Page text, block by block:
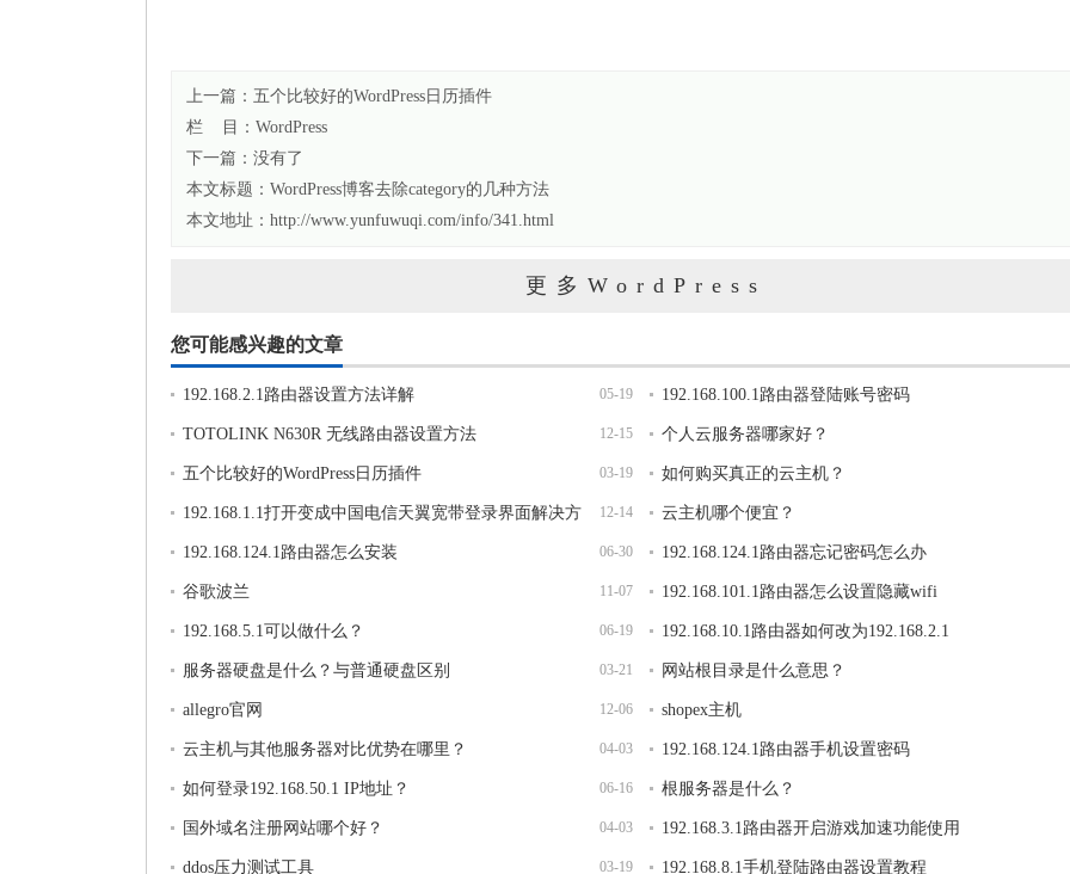
上一篇： 五个比较好的WordPress日历插件
栏 目： WordPress
下一篇：没有了
本文标题： WordPress博客去除category的几种方法
本文地址：http://www.yunfuwuqi.com/info/341.html
更多WordPress
您可能感兴趣的文章
05-19
192.168.2.1路由器设置方法详解 192.168.100.1路由器登陆账号密码
12-15
TOTOLINK N630R 无线路由器设置方法 个人云服务器哪家好？
03-19
五个比较好的WordPress日历插件 如何购买真正的云主机？
12-14
192.168.1.1打开变成中国电信天翼宽带登录界面解决方
法
云主机哪个便宜？
06-30
192.168.124.1路由器怎么安装 192.168.124.1路由器忘记密码怎么办
11-07
谷歌波兰 192.168.101.1路由器怎么设置隐藏wifi
06-19
192.168.5.1可以做什么？ 192.168.10.1路由器如何改为192.168.2.1
03-21
服务器硬盘是什么？与普通硬盘区别 网站根目录是什么意思？
12-06
allegro官网 shopex主机
04-03
云主机与其他服务器对比优势在哪里？ 192.168.124.1路由器手机设置密码
06-16
如何登录192.168.50.1 IP地址？ 根服务器是什么？
04-03
国外域名注册网站哪个好？ 192.168.3.1路由器开启游戏加速功能使用
03-19
ddos压力测试工具 192.168.8.1手机登陆路由器设置教程